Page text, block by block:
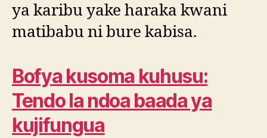
ya karibu yake haraka kwani
matibabu ni bure kabisa.
Bofya kusoma kuhusu:
Tendo la ndoa baada ya
kujifungua